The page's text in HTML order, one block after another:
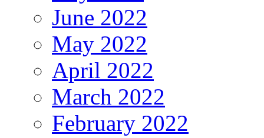
June 2022
May 2022
April 2022
March 2022
February 2022